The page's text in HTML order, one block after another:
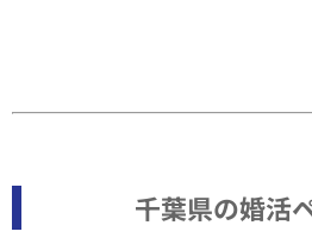
千葉県の婚活